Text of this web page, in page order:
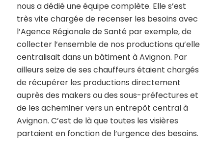
nous a dédié une équipe complète. Elle s’est
très vite chargée de recenser les besoins avec
l’Agence Régionale de Santé par exemple, de
collecter l’ensemble de nos productions qu’elle
centralisait dans un bâtiment à Avignon. Par
ailleurs seize de ses chauffeurs étaient chargés
de récupérer les productions directement
auprès des makers ou des sous-préfectures et
de les acheminer vers un entrepôt central à
Avignon. C’est de là que toutes les visières
partaient en fonction de l’urgence des besoins.